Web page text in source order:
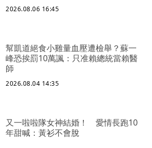
2026.08.06 16:45
幫凱道絕食小雞量血壓遭檢舉？蘇一
峰恐挨罰10萬諷：只准賴總統當賴醫
師
2026.08.04 14:35
又一啦啦隊女神結婚！ 愛情長跑10
年甜喊：黃衫不會脫